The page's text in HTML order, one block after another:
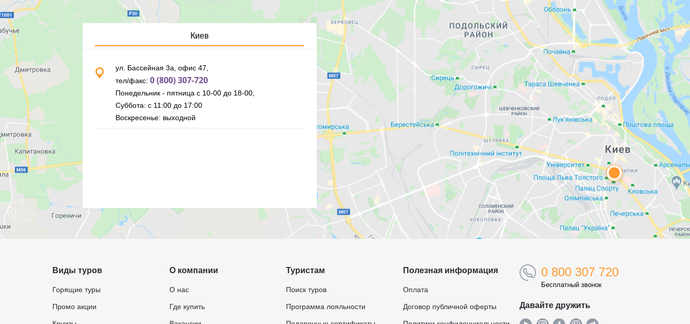
Киев
ул. Бассейная 3а, офис 47,
тел/факс: 0 (800) 307-720
Понедельник - пятница с 10-00 до 18-00,
Суббота: с 11:00 до 17:00
Воскресенье: выходной
Виды туров
Горящие туры
Промо акции
О компании
О нас
Где купить
Туристам
Поиск туров
Программа лояльности
Полезная информация
Оплата
Договор публичной оферты
0 800 307 720
Бесплатный звонок
Давайте дружить